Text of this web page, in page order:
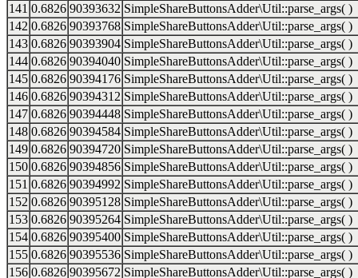
141 0.6826 90393632 SimpleShareButtonsAdder\Util::parse_args( )
142 0.6826 90393768 SimpleShareButtonsAdder\Util::parse_args( )
143 0.6826 90393904 SimpleShareButtonsAdder\Util::parse_args( )
144 0.6826 90394040 SimpleShareButtonsAdder\Util::parse_args( )
145 0.6826 90394176 SimpleShareButtonsAdder\Util::parse_args( )
146 0.6826 90394312 SimpleShareButtonsAdder\Util::parse_args( )
147 0.6826 90394448 SimpleShareButtonsAdder\Util::parse_args( )
148 0.6826 90394584 SimpleShareButtonsAdder\Util::parse_args( )
149 0.6826 90394720 SimpleShareButtonsAdder\Util::parse_args( )
150 0.6826 90394856 SimpleShareButtonsAdder\Util::parse_args( )
151 0.6826 90394992 SimpleShareButtonsAdder\Util::parse_args( )
152 0.6826 90395128 SimpleShareButtonsAdder\Util::parse_args( )
153 0.6826 90395264 SimpleShareButtonsAdder\Util::parse_args( )
154 0.6826 90395400 SimpleShareButtonsAdder\Util::parse_args( )
155 0.6826 90395536 SimpleShareButtonsAdder\Util::parse_args( )
156 0.6826 90395672 SimpleShareButtonsAdder\Util::parse_args( )